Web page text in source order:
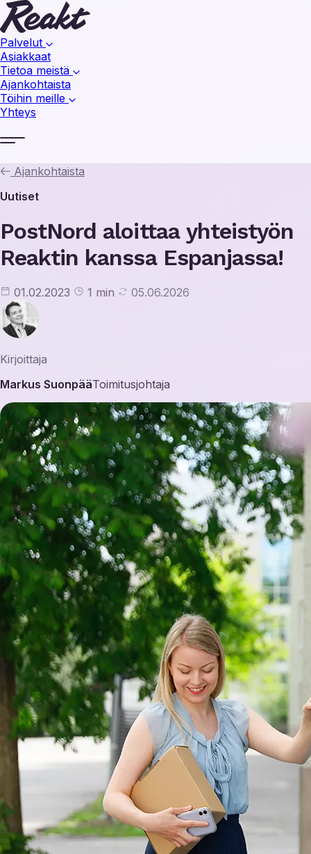
Palvelut
Asiakkaat
Tietoa meistä
Ajankohtaista
Töihin meille
Yhteys
Ajankohtaista
Uutiset
PostNord aloittaa yhteistyön
Reaktin kanssa Espanjassa!
01.02.2023 1 min 05.06.2026
Kirjoittaja
Markus SuonpääToimitusjohtaja